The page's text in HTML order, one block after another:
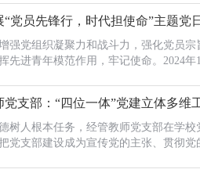
崔亭亭，学生第一党支部组织委员信晓
“党员先锋行，时代担使命”主题党
强党组织凝聚力和战斗力，强化党员
先进青年模范作用，牢记使命。2024年
党支部：“四位一体”党建立体多维
树人根本任务，经管教师党支部在学
党支部建设成为宣传党的主张、贯彻党